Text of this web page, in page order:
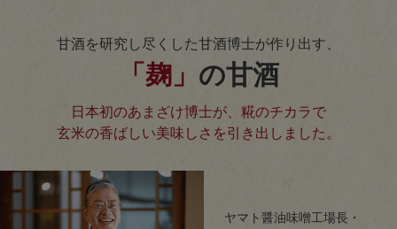
甘酒を研究し尽くした甘酒博士が作り出す、
「麹」 の甘酒
日本初のあまざけ博士が、糀のチカラで
玄米の香ばしい美味しさを引き出しました。
ヤマト醤油味噌工場長・